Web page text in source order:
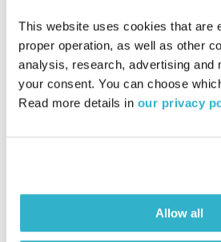
This website uses cookies that are
proper operation, as well as other
analysis, research, advertising and
your consent. You can choose
Read more details in our privacy
Allow all